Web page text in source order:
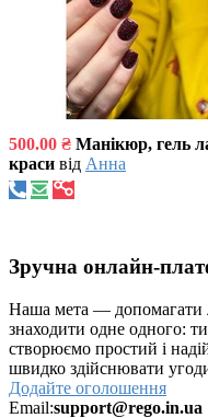
500.00 ₴ Манікюр, гель
краси від Анна
Зручна онлайн-
Наша мета — допомагати
знаходити одне одного:
створюємо простий і
швидко здійснювати
Додайте оголошення
Email:support@rego.in.ua